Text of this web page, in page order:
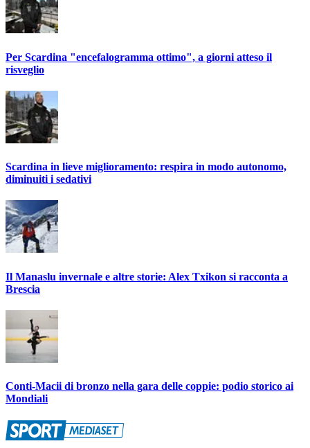
Per Scardina "encefalogramma ottimo", a giorni atteso il
risveglio
Scardina in lieve miglioramento: respira in modo autonomo,
diminuiti i sedativi
Il Manaslu invernale e altre storie: Alex Txikon si racconta a
Brescia
Conti-Macii di bronzo nella gara delle coppie: podio storico ai
Mondiali